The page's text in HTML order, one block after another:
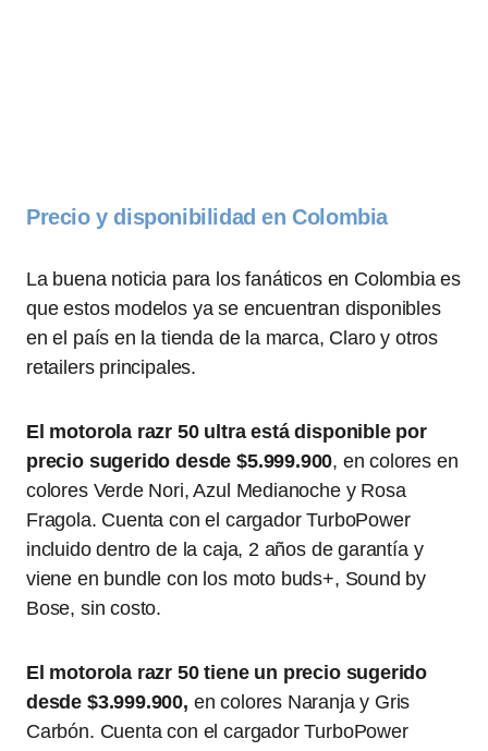
Precio y disponibilidad en Colombia
La buena noticia para los fanáticos en Colombia es
que estos modelos ya se encuentran disponibles
en el país en la tienda de la marca, Claro y otros
retailers principales.
El motorola razr 50 ultra está disponible por
precio sugerido desde $5.999.900, en colores en
colores Verde Nori, Azul Medianoche y Rosa
Fragola. Cuenta con el cargador TurboPower
incluido dentro de la caja, 2 años de garantía y
viene en bundle con los moto buds+, Sound by
Bose, sin costo.
El motorola razr 50 tiene un precio sugerido
desde $3.999.900, en colores Naranja y Gris
Carbón. Cuenta con el cargador TurboPower